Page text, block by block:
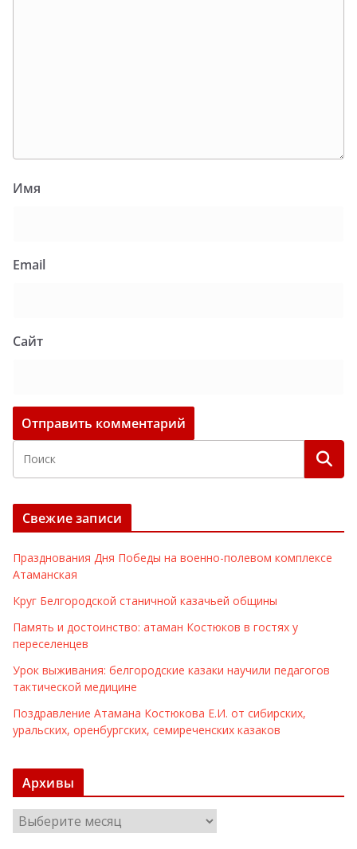
Имя
Email
Сайт
Свежие записи
Празднования Дня Победы на военно-полевом комплексе
Атаманская
Круг Белгородской станичной казачьей общины
Память и достоинство: атаман Костюков в гостях у
переселенцев
Урок выживания: белгородские казаки научили педагогов
тактической медицине
Поздравление Атамана Костюкова Е.И. от сибирских,
уральских, оренбургских, семиреченских казаков
Архивы
р